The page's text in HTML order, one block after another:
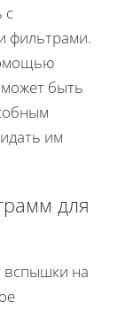
с
фильтрами.
быть
им
для
вспышки на